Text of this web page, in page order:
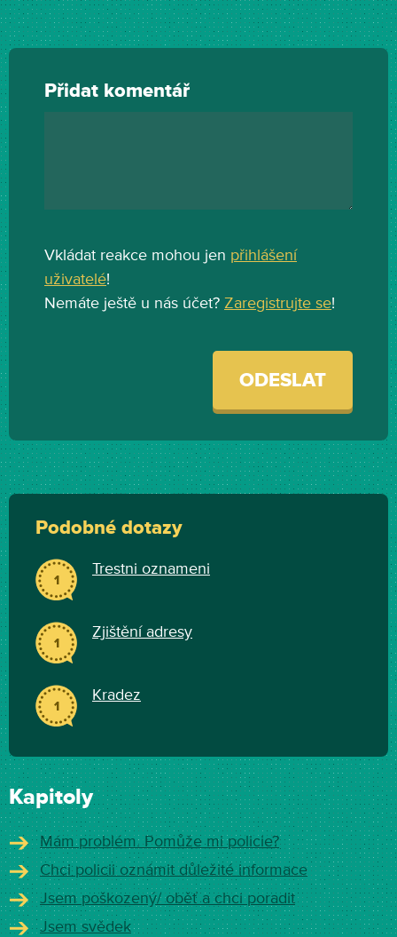
Přidat komentář
Vkládat reakce mohou jen přihlášení
uživatelé!
Nemáte ještě u nás účet? Zaregistrujte se!
ODESLAT
Podobné dotazy
1
Trestni oznameni
1
Zjištění adresy
1
Kradez
Kapitoly
Mám problém. Pomůže mi policie?
Chci policii oznámit důležité informace
Jsem poškozený/ oběť a chci poradit
Jsem svědek